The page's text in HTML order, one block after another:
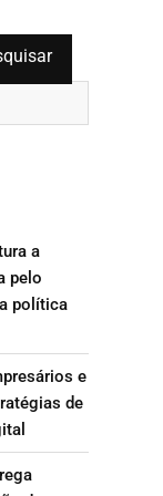
a
pelo
política
e
de